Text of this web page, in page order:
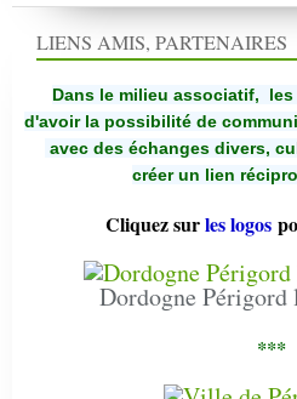
LIENS AMIS, PARTENAIRES
Dans le milieu associatif,
d'avoir la possibilité de
avec des échanges divers,
créer un lien
Cliquez surles logos
Dordogne Périgord
***